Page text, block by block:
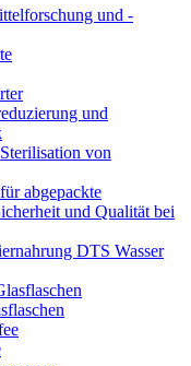
und -
von
DTS Wasser